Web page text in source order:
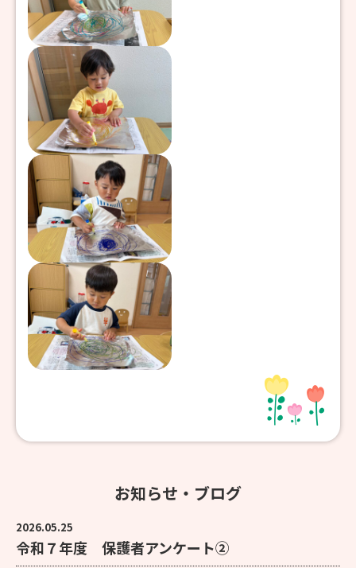
お知らせ・ブログ
2026.05.25
令和７年度 保護者アンケート②